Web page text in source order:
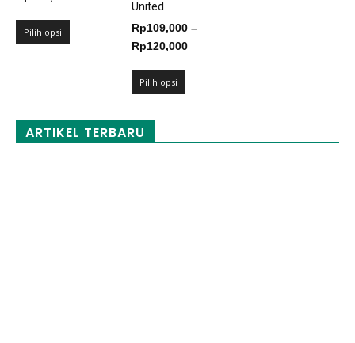
Pilih opsi
United
Rp109,000 –
Rp120,000Rentang
Pilih opsi
ARTIKEL TERBARU